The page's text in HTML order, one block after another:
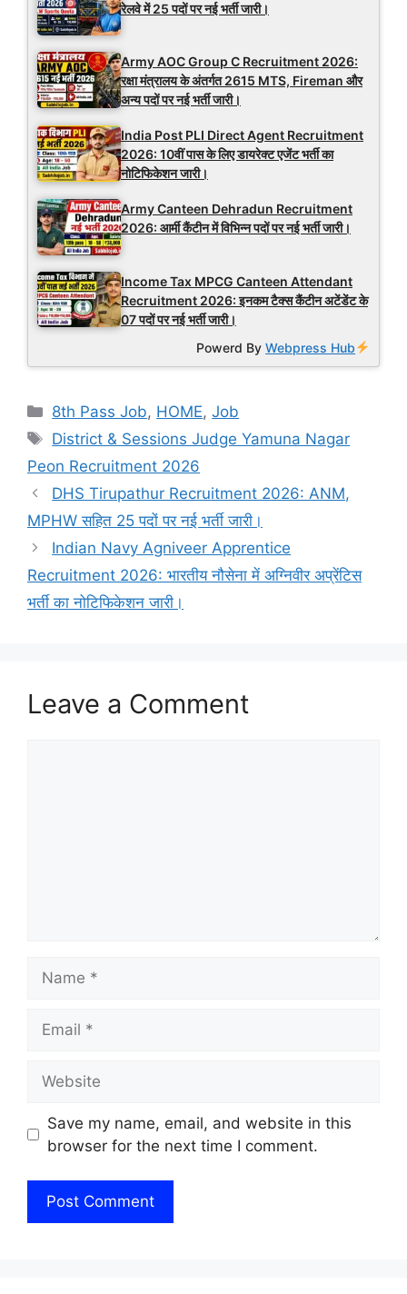
रेलवे में 25 पदों पर नई भर्ती जारी।
Army AOC Group C Recruitment 2026:
रक्षा मंत्रालय के अंतर्गत 2615 MTS, Fireman और
अन्य पदों पर नई भर्ती जारी।
India Post PLI Direct Agent Recruitment
2026: 10वीं पास के लिए डायरेक्ट एजेंट भर्ती का
नोटिफिकेशन जारी।
Army Canteen Dehradun Recruitment
2026: आर्मी कैंटीन में विभिन्न पदों पर नई भर्ती जारी।
Income Tax MPCG Canteen Attendant
Recruitment 2026: इनकम टैक्स कैंटीन अटेंडेंट के
07 पदों पर नई भर्ती जारी।
Powerd ByWebpress Hub
Categories
8th Pass Job, HOME,Job
Tags
District & Sessions Judge Yamuna Nagar
Peon Recruitment 2026
DHS Tirupathur Recruitment 2026: ANM,
MPHW सहित 25 पदों पर नई भर्ती जारी।
Indian Navy Agniveer Apprentice
Recruitment 2026: भारतीय नौसेना में अग्निवीर अप्रेंटिस
भर्ती का नोटिफिकेशन जारी।
Leave a Comment
Save my name, email, and website in this
browser for the next time I comment.